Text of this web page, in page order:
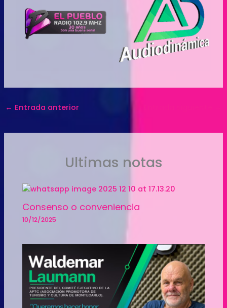
← Entrada anterior
Ultimas notas
Consenso o conveniencia
10/12/2025